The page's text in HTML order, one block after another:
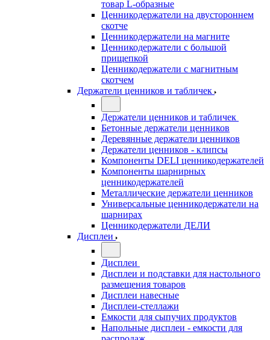
товар L-образные
Ценникодержатели на двустороннем
скотче
Ценникодержатели на магните
Ценникодержатели с большой
прищепкой
Ценникодержатели с магнитным
скотчем
Держатели ценников и табличек
Держатели ценников и табличек
Бетонные держатели ценников
Деревянные держатели ценников
Держатели ценников - клипсы
Компоненты DELI ценникодержателей
Компоненты шарнирных
ценникодержателей
Металлические держатели ценников
Универсальные ценникодержатели на
шарнирах
Ценникодержатели ДЕЛИ
Дисплеи
Дисплеи
Дисплеи и подставки для настольного
размещения товаров
Дисплеи навесные
Дисплеи-стеллажи
Емкости для сыпучих продуктов
Напольные дисплеи - емкости для